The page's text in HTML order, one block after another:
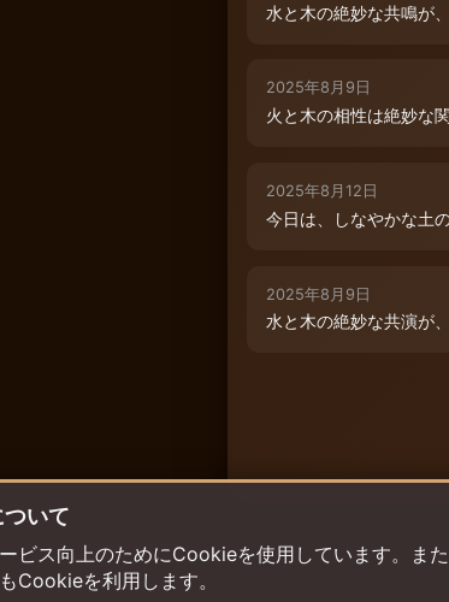
水と木の絶妙な共鳴が
2025年8月9日
火と木の相性は絶妙な
2025年8月12日
今日は、しなやかな土
2025年8月9日
水と木の絶妙な共演が
いて
ビス向上のためにCookieを使用しています。
Cookieを利用します。